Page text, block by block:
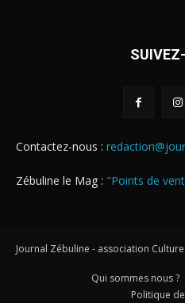
Contactez-nous :
Zébuline le Mag : "Points de
Journal Zébuline - association
Qui sommes nous ?
Politique